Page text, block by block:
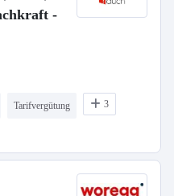
-
Tarifvergütung 3